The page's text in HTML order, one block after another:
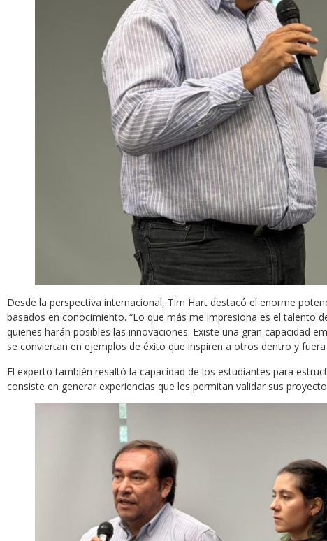
Desde la perspectiva internacional, Tim Hart destacó el enorme
basados en conocimiento. “Lo que más me impresiona es el talento
quienes harán posibles las innovaciones. Existe una gran capacidad
se conviertan en ejemplos de éxito que inspiren a otros dentro y fuera
El experto también resaltó la capacidad de los estudiantes para
consiste en generar experiencias que les permitan validar sus